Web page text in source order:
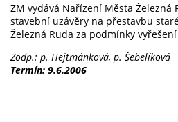
ZM vydává Nařízení Města Železná
stavební uzávěry na přestavbu
Železná Ruda za podmínky
Zodp.: p. Hejtmánková, p. Šebelíková
Termín: 9.6.2006